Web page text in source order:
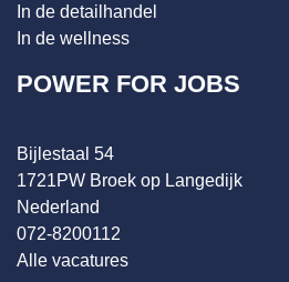
In de detailhandel
In de wellness
POWER FOR JOBS
Bijlestaal 54
1721PW Broek op Langedijk
Nederland
072-8200112
Alle vacatures